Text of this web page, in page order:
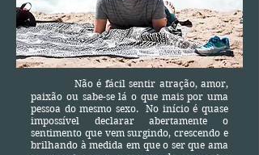
Não é fácil sentir atração, amor,
paixão ou sabe-se lá o que mais por uma
pessoa do mesmo sexo. No início é quase
impossível declarar abertamente o
sentimento que vem surgindo, crescendo e
brilhando à medida em que o ser que ama